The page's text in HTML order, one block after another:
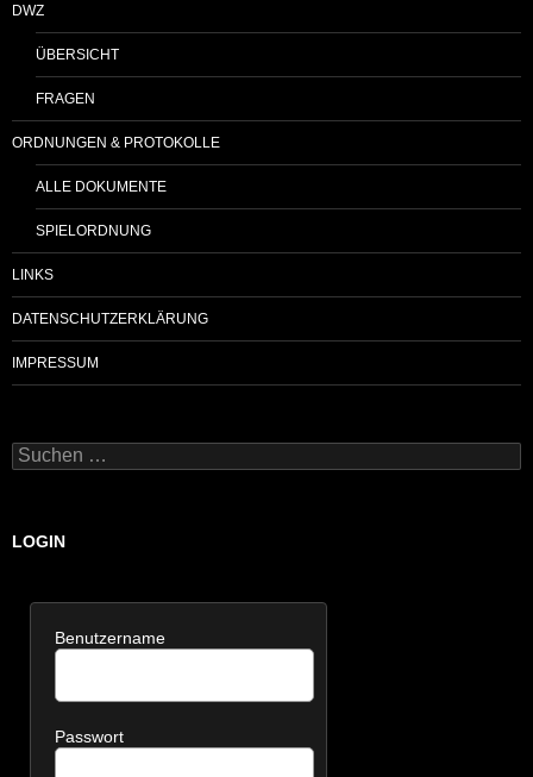
DWZ
ÜBERSICHT
FRAGEN
ORDNUNGEN & PROTOKOLLE
ALLE DOKUMENTE
SPIELORDNUNG
LINKS
DATENSCHUTZERKLÄRUNG
IMPRESSUM
Suchen
nach:
LOGIN
Benutzername
Passwort